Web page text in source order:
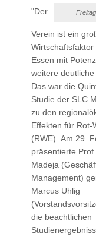
"Der
Verein ist ein
Essen mit
weitere
Das war die
Studie der SLC
zu den
Effekten für Rot-
(RWE). Am 29.
präsentierte
Madeja
Management)
Marcus Uhlig
die beachtlichen